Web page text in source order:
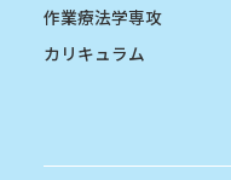
作業療法学専攻
カリキュラム